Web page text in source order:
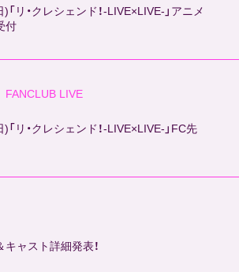
)「リ・クレシェンド！-LIVE×LIVE-」アニメ
付
FANCLUB LIVE
)「リ・クレシェンド！-LIVE×LIVE-」FC先
ャスト詳細発表！